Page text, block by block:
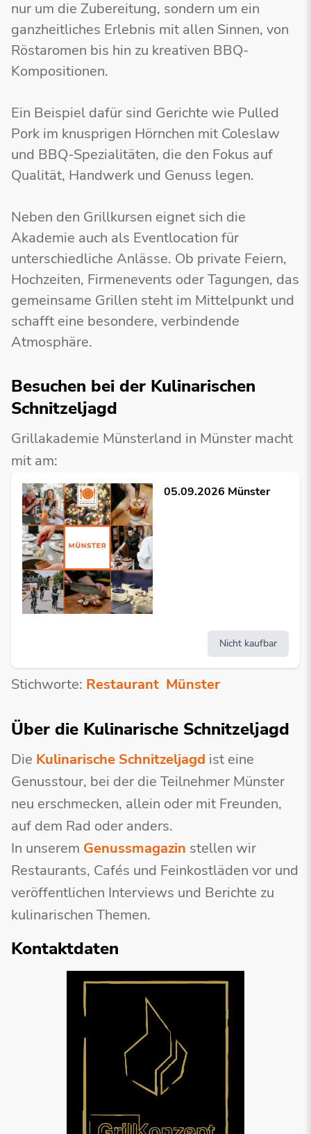
nur um die Zubereitung, sondern um ein
ganzheitliches Erlebnis mit allen Sinnen, von
Röstaromen bis hin zu kreativen BBQ-
Kompositionen.
Ein Beispiel dafür sind Gerichte wie Pulled
Pork im knusprigen Hörnchen mit Coleslaw
und BBQ-Spezialitäten, die den Fokus auf
Qualität, Handwerk und Genuss legen.
Neben den Grillkursen eignet sich die
Akademie auch als Eventlocation für
unterschiedliche Anlässe. Ob private Feiern,
Hochzeiten, Firmenevents oder Tagungen, das
gemeinsame Grillen steht im Mittelpunkt und
schafft eine besondere, verbindende
Atmosphäre.
Besuchen bei der Kulinarischen
Schnitzeljagd
Grillakademie Münsterland in Münster macht
mit am:
05.09.2026 Münster
Nicht kaufbar
Stichworte: Restaurant Münster
Über die Kulinarische Schnitzeljagd
Die Kulinarische Schnitzeljagd ist eine
Genusstour, bei der die Teilnehmer Münster
neu erschmecken, allein oder mit Freunden,
auf dem Rad oder anders.
In unserem Genussmagazin stellen wir
Restaurants, Cafés und Feinkostläden vor und
veröffentlichen Interviews und Berichte zu
kulinarischen Themen.
Kontaktdaten